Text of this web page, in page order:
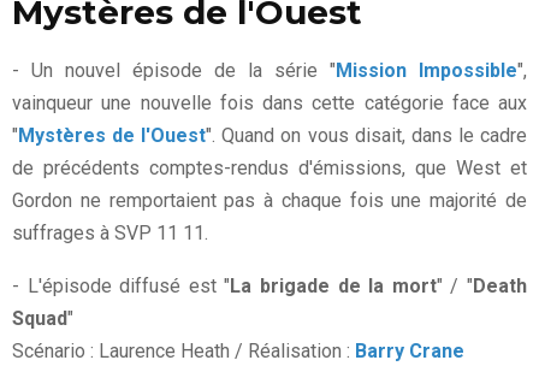
Mystères de l'Ouest
- Un nouvel épisode de la série " Mission Impossible",
vainqueur une nouvelle fois dans cette catégorie face aux
" Mystères de l'Ouest". Quand on vous disait, dans le cadre
de précédents comptes-rendus d'émissions, que West et
Gordon ne remportaient pas à chaque fois une majorité de
suffrages à SVP 11 11.
- L'épisode diffusé est " La brigade de la mort" / " Death
Squad"
Scénario : Laurence Heath / Réalisation : Barry Crane